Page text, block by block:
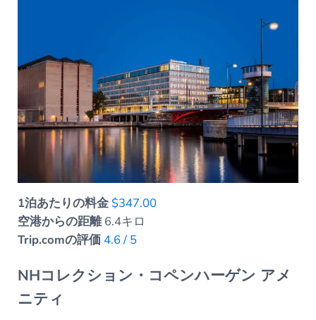
1泊あたりの料金 $347.00
空港からの距離6.4キロ
Trip.comの評価 4.6 / 5
NHコレクション・コペンハーゲン アメ
ニティ